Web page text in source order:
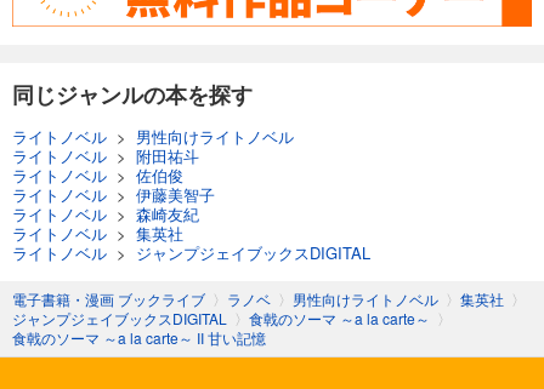
同じジャンルの本を探す
ライトノベル > 男性向けライトノベル
ライトノベル > 附田祐斗
ライトノベル > 佐伯俊
ライトノベル > 伊藤美智子
ライトノベル > 森崎友紀
ライトノベル > 集英社
ライトノベル > ジャンプジェイブックスDIGITAL
電子書籍・漫画 ブックライブ 〉 ラノベ 〉 男性向けライトノベル 〉 集英社 〉
ジャンプジェイブックスDIGITAL
〉 食戟のソーマ ～a la carte～ 〉
食戟のソーマ ～a la carte～ II 甘い記憶